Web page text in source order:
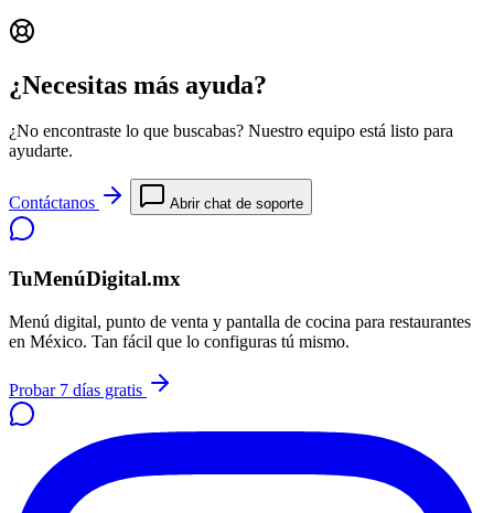
¿Necesitas más ayuda?
¿No encontraste lo que buscabas? Nuestro equipo está listo para
ayudarte.
Contáctanos Abrir chat de soporte
TuMenúDigital.mx
Menú digital, punto de venta y pantalla de cocina para restaurantes
en México. Tan fácil que lo configuras tú mismo.
Probar 7 días gratis